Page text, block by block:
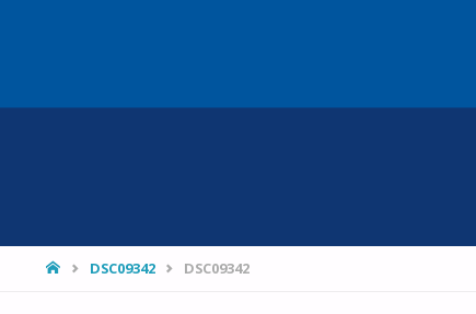
HOMEDSC09342 DSC09342